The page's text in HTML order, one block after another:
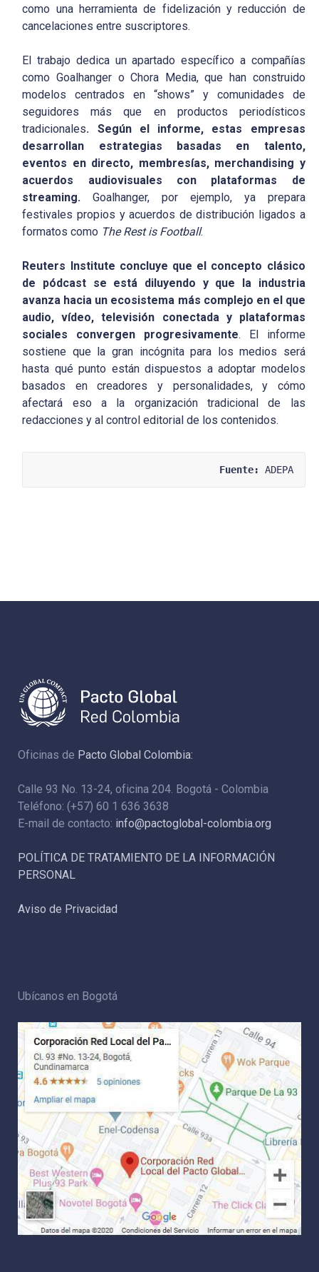
como una herramienta de fidelización y reducción de
cancelaciones entre suscriptores.
El trabajo dedica un apartado específico a compañías
como Goalhanger o Chora Media, que han construido
modelos centrados en “shows” y comunidades de
seguidores más que en productos periodísticos
tradicionales. Según el informe, estas empresas
desarrollan estrategias basadas en talento,
eventos en directo, membresías, merchandising y
acuerdos audiovisuales con plataformas de
streaming. Goalhanger, por ejemplo, ya prepara
festivales propios y acuerdos de distribución ligados a
formatos como The Rest is Football.
Reuters Institute concluye que el concepto clásico
de pódcast se está diluyendo y que la industria
avanza hacia un ecosistema más complejo en el que
audio, vídeo, televisión conectada y plataformas
sociales convergen progresivamente. El informe
sostiene que la gran incógnita para los medios será
hasta qué punto están dispuestos a adoptar modelos
basados en creadores y personalidades, y cómo
afectará eso a la organización tradicional de las
redacciones y al control editorial de los contenidos.
Fuente: ADEPA
Oficinas de Pacto Global Colombia:
Calle 93 No. 13-24, oficina 204. Bogotá - Colombia
Teléfono: (+57) 60 1 636 3638
E-mail de contacto: info@pactoglobal-colombia.org
POLÍTICA DE TRATAMIENTO DE LA INFORMACIÓN
PERSONAL
Aviso de Privacidad
Ubícanos en Bogotá